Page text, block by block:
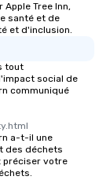
Tree Inn,
santé et de
et d'inclusion.
tout
social de
communiqué
a-t-il une
des déchets
préciser votre